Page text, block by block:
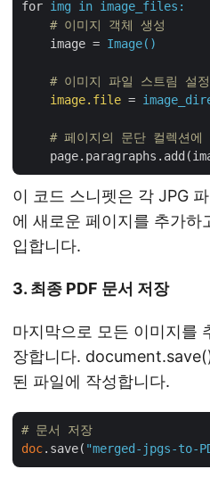
for img in image_files:
    # 이미지 객체 생성
image = Image()
    # 이미지 파일 스트림 설정
image.file =
# 페이지의 문단 컬렉션에
이 코드 스니펫은 각 JPG
에 새로운 페이지를 추가하
입합니다.
3. 최종 PDF 문서 저장
마지막으로 모든 이미지를
장합니다.
된 파일에 작성합니다.
# 문서 저장
doc.save( "merged-jpgs-to-